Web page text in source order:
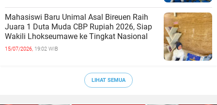
Mahasiswi Baru Unimal Asal Bireuen Raih
Juara 1 Duta Muda CBP Rupiah 2026, Siap
Wakili Lhokseumawe ke Tingkat Nasional
15/07/2026, 19:02 WIB
LIHAT SEMUA